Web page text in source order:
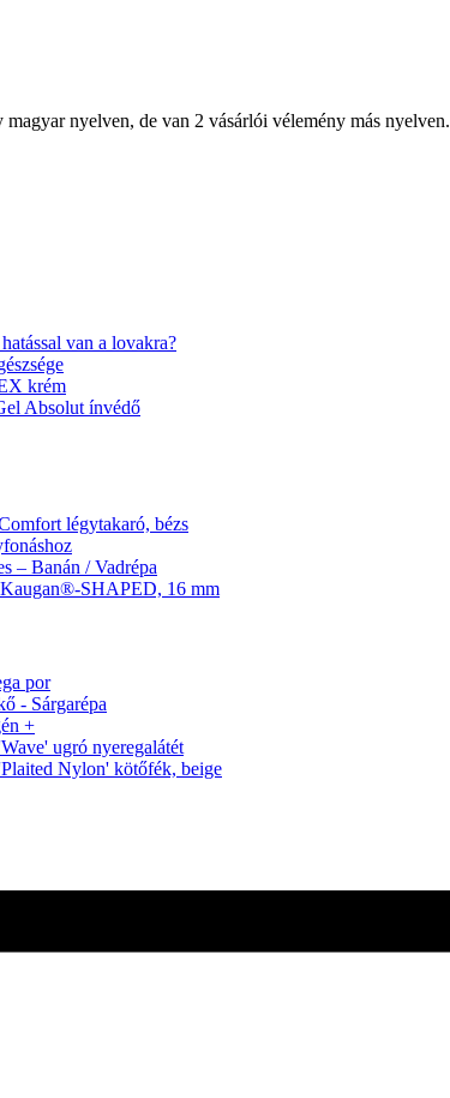
nyelven, de van 2 vásárlói vélemény más nyelven.
van a lovakra?
krém
Absolut ínvédő
légytakaró, bézs
– Banán / Vadrépa
SHAPED, 16 mm
por
- Sárgarépa
+
ugró nyeregalátét
Nylon' kötőfék, beige